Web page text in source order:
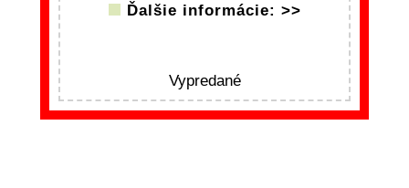
Ďalšie informácie: >>
Vypredané